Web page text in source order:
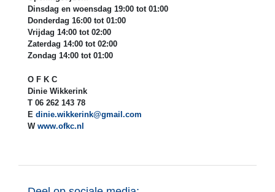
Dinsdag en woensdag 19:00 tot 01:00
Donderdag 16:00 tot 01:00
Vrijdag 14:00 tot 02:00
Zaterdag 14:00 tot 02:00
Zondag 14:00 tot 01:00
O F K C
Dinie Wikkerink
T 06 262 143 78
E dinie.wikkerink@gmail.com
W www.ofkc.nl